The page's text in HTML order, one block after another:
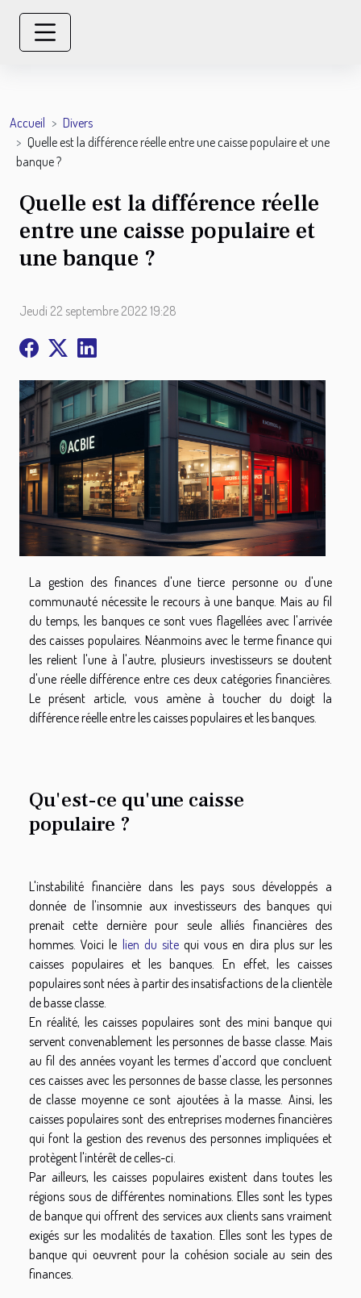
Accueil
Divers
Quelle est la différence réelle entre une caisse populaire et une
banque ?
Quelle est la différence réelle
entre une caisse populaire et
une banque ?
Jeudi 22 septembre 2022 19:28
La gestion des finances d'une tierce personne ou d'une
communauté nécessite le recours à une banque. Mais au fil
du temps, les banques ce sont vues flagellées avec l'arrivée
des caisses populaires. Néanmoins avec le terme finance qui
les relient l'une à l'autre, plusieurs investisseurs se doutent
d'une réelle différence entre ces deux catégories financières.
Le présent article, vous amène à toucher du doigt la
différence réelle entre les caisses populaires et les banques.
Qu'est-ce qu'une caisse
populaire ?
L'instabilité financière dans les pays sous développés a
donnée de l'insomnie aux investisseurs des banques qui
prenait cette dernière pour seule alliés financières des
hommes. Voici le lien du sitequi vous en dira plus sur les
caisses populaires et les banques. En effet, les caisses
populaires sont nées à partir des insatisfactions de la clientèle
de basse classe.
En réalité, les caisses populaires sont des mini banque qui
servent convenablement les personnes de basse classe. Mais
au fil des années voyant les termes d'accord que concluent
ces caisses avec les personnes de basse classe, les personnes
de classe moyenne ce sont ajoutées à la masse. Ainsi, les
caisses populaires sont des entreprises modernes financières
qui font la gestion des revenus des personnes impliquées et
protègent l'intérêt de celles-ci.
Par ailleurs, les caisses populaires existent dans toutes les
régions sous de différentes nominations. Elles sont les types
de banque qui offrent des services aux clients sans vraiment
exigés sur les modalités de taxation. Elles sont les types de
banque qui oeuvrent pour la cohésion sociale au sein des
finances.